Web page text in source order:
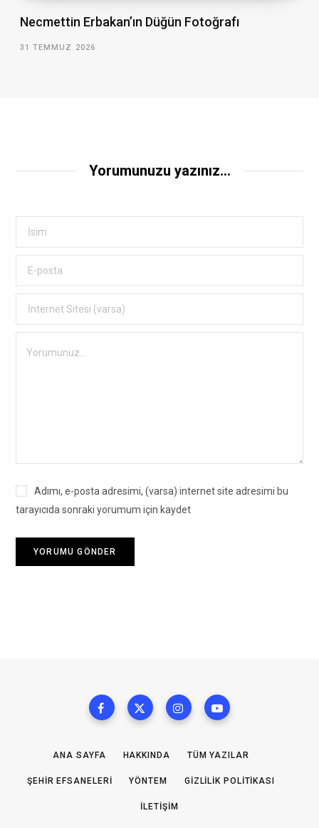
Necmettin Erbakan’ın Düğün Fotoğrafı
31 TEMMUZ 2026
Yorumunuzu yazınız...
Adımı, e-posta adresimi, (varsa) internet site adresimi bu
tarayıcıda sonraki yorumum için kaydet
ANA SAYFA HAKKINDA TÜM YAZILAR
ŞEHIR EFSANELERI YÖNTEM GIZLILIK POLITIKASI
İLETIŞIM